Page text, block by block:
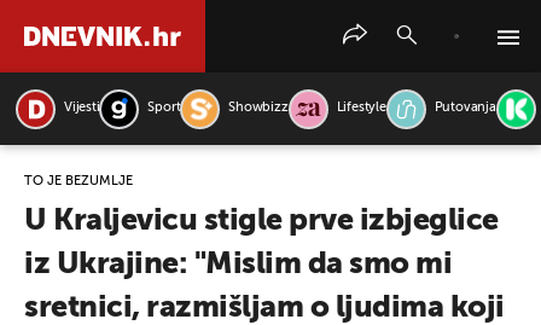
Vijesti Sport Showbizz Lifestyle Putovanja
TO JE BEZUMLJE
U Kraljevicu stigle prve izbjeglice
iz Ukrajine: "Mislim da smo mi
sretnici, razmišljam o ljudima koji
PRETRAŽITE VIJESTI